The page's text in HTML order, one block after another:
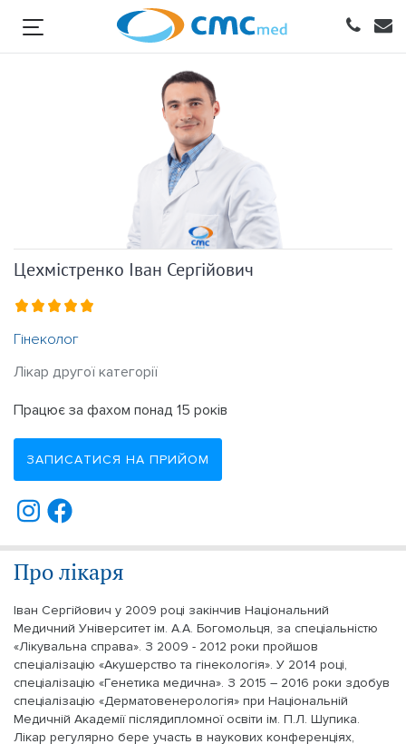
Гінеколог Цехмістренко Іван Сергійович
Цехмістренко Іван Сергійович
Гінеколог
Лікар другої категорії
Працює за фахом понад 15 років
ЗАПИСАТИСЯ НА ПРИЙОМ
Про лікаря
Іван Сергійович у 2009 році закінчив Національний
Медичний Університет ім. А.А. Богомольця, за спеціальністю
«Лікувальна справа». З 2009 - 2012 роки пройшов
спеціалізацію «Акушерство та гінекологія». У 2014 році,
спеціалізацію «Генетика медична». З 2015 – 2016 роки здобув
спеціалізацію «Дерматовенерологія» при Національній
Медичній Академії післядипломної освіти ім. П.Л. Шупика.
Лікар регулярно бере участь в наукових конференціях,